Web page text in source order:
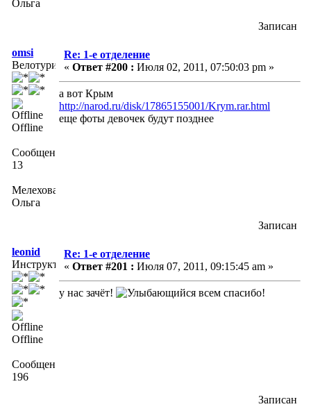
Ольга
Записан
omsi
Велотурист
Offline
Сообщений:
13
Мелехова
Ольга
Re: 1-е отделение
« Ответ #200 : Июля 02, 2011, 07:50:03 pm »
а вот Крым
http://narod.ru/disk/17865155001/Krym.rar.html
еще фоты девочек будут позднее
Записан
leonid
Инструктор
Offline
Сообщений:
196
Re: 1-е отделение
« Ответ #201 : Июля 07, 2011, 09:15:45 am »
у нас зачёт! всем спасибо!
Записан